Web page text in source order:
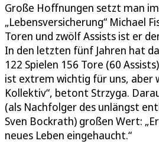
Große Hoffnungen setzt man
„Lebensversicherung“ Michael
Toren und zwölf Assists ist er
In den letzten fünf Jahren hat
122 Spielen 156 Tore (60
ist extrem wichtig für uns, aber
Kollektiv“, betont Strzyga.
(als Nachfolger des unlängst
Sven Bockrath) großen Wert:
neues Leben eingehaucht.“